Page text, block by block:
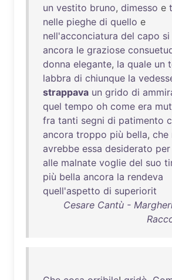
un vestito bruno, dimesso e
nelle pieghe di quello e
nell'acconciatura del capo si
ancora le graziose
donna elegante, la quale un
labbra di chiunque la
strappava un grido di
quel tempo oh come era
fra tanti segni di patimento
ancora troppo più bella, che
avrebbe essa desiderato per
alle malnate voglie del suo
più bella ancora la rendeva
quell'aspetto di superiorit
Cesare Cantù -